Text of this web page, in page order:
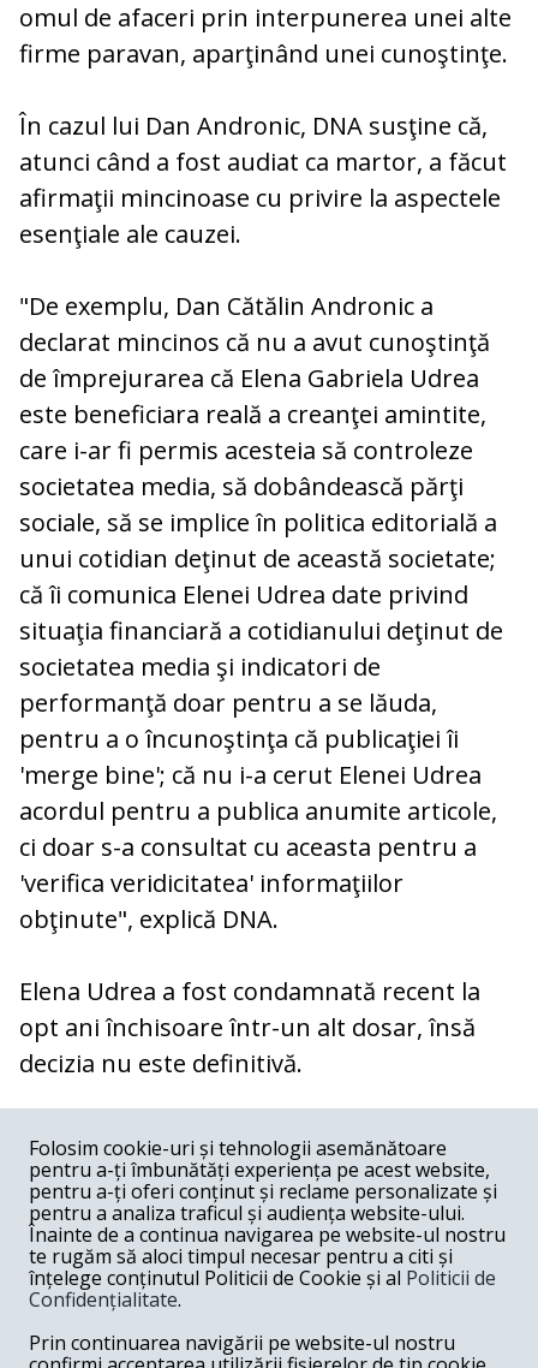
omul de afaceri prin interpunerea unei alte
firme paravan, aparţinând unei cunoştinţe.
În cazul lui Dan Andronic, DNA susţine că,
atunci când a fost audiat ca martor, a făcut
afirmaţii mincinoase cu privire la aspectele
esenţiale ale cauzei.
"De exemplu, Dan Cătălin Andronic a
declarat mincinos că nu a avut cunoştinţă
de împrejurarea că Elena Gabriela Udrea
este beneficiara reală a creanţei amintite,
care i-ar fi permis acesteia să controleze
societatea media, să dobândească părţi
sociale, să se implice în politica editorială a
unui cotidian deţinut de această societate;
că îi comunica Elenei Udrea date privind
situaţia financiară a cotidianului deţinut de
societatea media şi indicatori de
performanţă doar pentru a se lăuda,
pentru a o încunoştinţa că publicaţiei îi
'merge bine'; că nu i-a cerut Elenei Udrea
acordul pentru a publica anumite articole,
ci doar s-a consultat cu aceasta pentru a
'verifica veridicitatea' informaţiilor
obţinute", explică DNA.
Elena Udrea a fost condamnată recent la
opt ani închisoare într-un alt dosar, însă
decizia nu este definitivă.
COMENTARII
Nume
Email
Folosim cookie-uri și tehnologii asemănătoare
pentru a-ți îmbunătăți experiența pe acest website,
pentru a-ți oferi conținut și reclame personalizate și
pentru a analiza traficul și audiența website-ului.
Înainte de a continua navigarea pe website-ul nostru
te rugăm să aloci timpul necesar pentru a citi și
înțelege conținutul Politicii de Cookie și al Politicii de
Confidențialitate.
Prin continuarea navigării pe website-ul nostru